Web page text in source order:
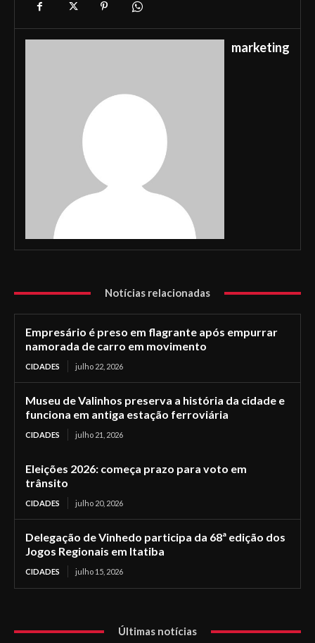
marketing
Notícias relacionadas
Empresário é preso em flagrante após empurrar
namorada de carro em movimento
CIDADES julho 22, 2026
Museu de Valinhos preserva a história da cidade e
funciona em antiga estação ferroviária
CIDADES julho 21, 2026
Eleições 2026: começa prazo para voto em
trânsito
CIDADES julho 20, 2026
Delegação de Vinhedo participa da 68ª edição dos
Jogos Regionais em Itatiba
CIDADES julho 15, 2026
Últimas notícias